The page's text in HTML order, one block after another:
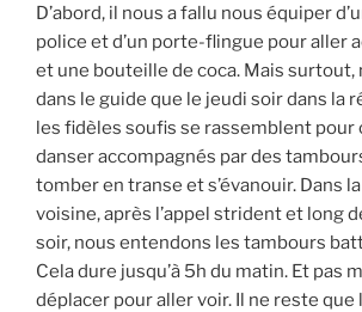
D’abord, il nous a fallu nous équiper
police et d’un porte-flingue pour aller
et une bouteille de coca. Mais surtout,
dans le guide que le jeudi soir dans la
les fidèles soufis se rassemblent pour
danser accompagnés par des
tomber en transe et s’évanouir. Dans
voisine, après l’appel strident et long
soir, nous entendons les tambours
Cela dure jusqu’à 5h du matin. Et pas
déplacer pour aller voir. Il ne reste que